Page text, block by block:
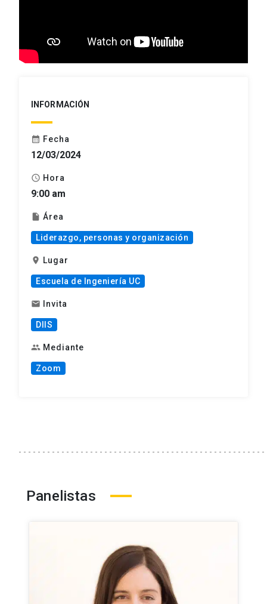
INFORMACIÓN
calendar_month Fecha
12/03/2024
schedule Hora
9:00 am
insert_drive_file Área
Liderazgo, personas y organización
location_on Lugar
Escuela de Ingeniería UC
mail Invita
DIIS
group Mediante
Zoom
Panelistas